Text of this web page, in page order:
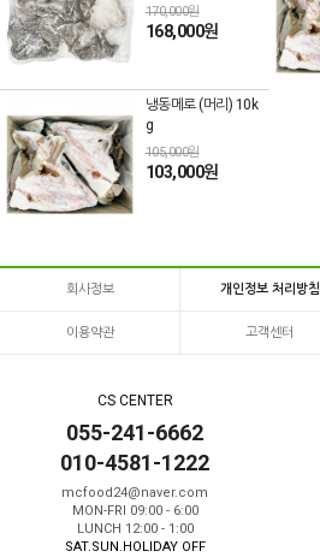
170,000원
168,000원
냉동메로 (머리) 10k
g
105,000원
103,000원
회사정보 개인정보 처리방침
이용약관 고객센터
CS CENTER
055-241-6662
010-4581-1222
mcfood24@naver.com
MON-FRI 09:00 - 6:00
LUNCH 12:00 - 1:00
SAT.SUN.HOLIDAY OFF